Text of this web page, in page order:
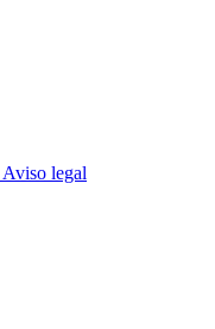
Aviso legal